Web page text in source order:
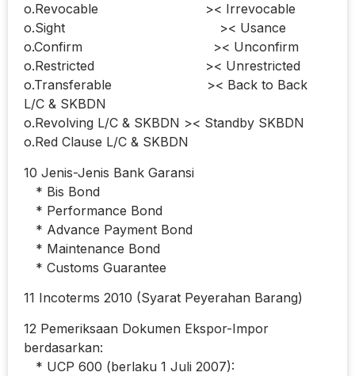
o.Revocable >< Irrevocable
o.Sight >< Usance
o.Confirm >< Unconfirm
o.Restricted >< Unrestricted
o.Transferable >< Back to Back
L/C & SKBDN
o.Revolving L/C & SKBDN >< Standby SKBDN
o.Red Clause L/C & SKBDN
10 Jenis-Jenis Bank Garansi
* Bis Bond
* Performance Bond
* Advance Payment Bond
* Maintenance Bond
* Customs Guarantee
11 Incoterms 2010 (Syarat Peyerahan Barang)
12 Pemeriksaan Dokumen Ekspor-Impor
berdasarkan:
* UCP 600 (berlaku 1 Juli 2007):